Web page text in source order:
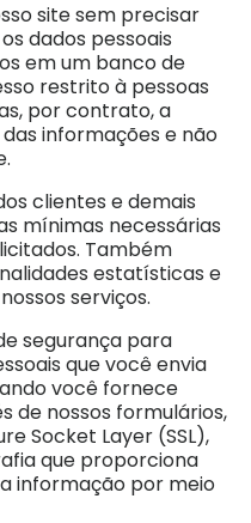
site sem precisar
dados pessoais
em um banco de
restrito à pessoas
por contrato, a
informações e não
clientes e demais
mínimas necessárias
Também
estatísticas e
serviços.
segurança para
que você envia
você fornece
de nossos formulários,
Socket Layer (SSL),
que proporciona
informação por meio